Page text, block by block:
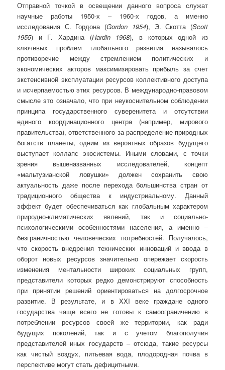
Отправной точкой в освещении данного вопроса служат
научные работы 1950-х – 1960-х годов, а именно
исследования С. Гордона (Gordon 1954), Э. Скотта (Scott
1955) и Г. Хардина (Hardin 1968), в которых одной из
ключевых проблем глобального развития называлось
противоречие между стремлением политических и
экономических акторов максимизировать прибыль за счет
экстенсивной эксплуатации ресурсов коллективного доступа
и исчерпаемостью этих ресурсов. В международно-правовом
смысле это означало, что при неукоснительном соблюдении
принципа государственного суверенитета и отсутствии
единого координационного центра (например, мирового
правительства), ответственного за распределение природных
богатств планеты, одним из вероятных образов будущего
выступает коллапс экосистемы. Иными словами, с точки
зрения вышеназванных исследователей, концепт
«мальтузианской ловушки» должен сохранить свою
актуальность даже после перехода большинства стран от
традиционного общества к индустриальному. Данный
эффект будет обеспечиваться как глобальным характером
природно-климатических явлений, так и социально-
психологическими особенностями населения, а именно –
безграничностью человеческих потребностей. Получалось,
что скорость внедрения технических инноваций и ввода в
оборот новых ресурсов значительно опережает скорость
изменения ментальности широких социальных групп,
представители которых редко демонстрируют способность
при принятии решений ориентироваться на долгосрочное
развитие. В результате, и в XXI веке граждане одного
государства чаще всего не готовы к самоограничению в
потреблении ресурсов своей же территории, как ради
будущих поколений, так и с учетом благополучия
представителей иных государств – отсюда, такие ресурсы
как чистый воздух, питьевая вода, плодородная почва в
перспективе могут стать дефицитными.